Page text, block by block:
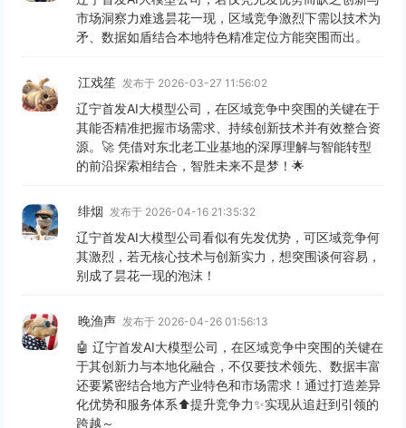
市场洞察力难逃昙花一现，区域竞争激烈下需以技术为
矛、数据如盾结合本地特色精准定位方能突围而出。
江戏笙 发布于 2026-03-27 11:56:02
辽宁首发AI大模型公司，在区域竞争中突围的关键在于
其能否精准把握市场需求、持续创新技术并有效整合资
源。🚀 凭借对东北老工业基地的深厚理解与智能转型
的前沿探索相结合，智胜未来不是梦！🌟
绯烟 发布于 2026-04-16 21:35:32
辽宁首发AI大模型公司看似有先发优势，可区域竞争何
其激烈，若无核心技术与创新实力，想突围谈何容易，
别成了昙花一现的泡沫！
晚渔声 发布于 2026-04-26 01:56:13
🤖 辽宁首发AI大模型公司，在区域竞争中突围的关键在
于其创新力与本地化融合，不仅要技术领先、数据丰富
还要紧密结合地方产业特色和市场需求！通过打造差异
化优势和服务体系⬆️提升竞争力✨实现从追赶到引领的
跨越～